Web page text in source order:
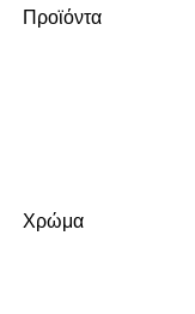
Προϊόντα
Χρώμα